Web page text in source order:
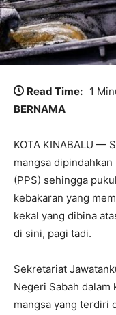
Read Time: 1
BERNAMA
KOTA KINABALU —
mangsa
(PPS) sehingga
kebakaran yang
kekal yang dibina
di sini, pagi tadi.
Sekretariat
Negeri Sabah dalam
mangsa yang terdiri